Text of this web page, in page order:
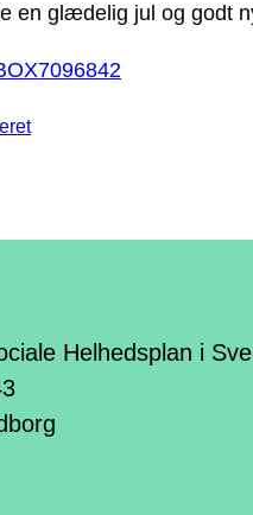
en glædelig jul og godt
Helhedsplan i